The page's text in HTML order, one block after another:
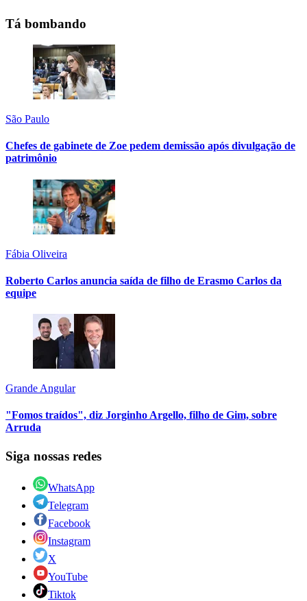
Tá bombando
São Paulo
Chefes de gabinete de Zoe pedem demissão após divulgação de
patrimônio
Fábia Oliveira
Roberto Carlos anuncia saída de filho de Erasmo Carlos da
equipe
Grande Angular
"Fomos traídos", diz Jorginho Argello, filho de Gim, sobre
Arruda
Siga nossas redes
WhatsApp
Telegram
Facebook
Instagram
X
YouTube
Tiktok